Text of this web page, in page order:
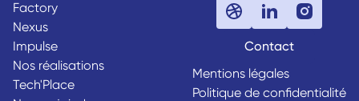
Contact
Mentions légales
Politique de confidentialité
Factory
Nexus
Impulse
Nos réalisations
Tech'Place